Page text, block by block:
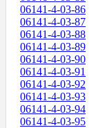
06141-4-03-86
06141-4-03-87
06141-4-03-88
06141-4-03-89
06141-4-03-90
06141-4-03-91
06141-4-03-92
06141-4-03-93
06141-4-03-94
06141-4-03-95